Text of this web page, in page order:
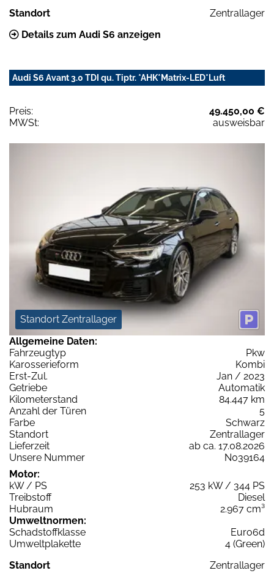
Standort
Zentrallager
Details zum Audi S6 anzeigen
Audi S6 Avant 3.0 TDI qu. Tiptr. *AHK*Matrix-LED*Luft
Preis:
49.450,00 €
MWSt:
ausweisbar
Standort Zentrallager
Allgemeine Daten:
Fahrzeugtyp
Pkw
Karosserieform
Kombi
Erst-Zul.
Jan / 2023
Getriebe
Automatik
Kilometerstand
84.447 km
Anzahl der Türen
5
Farbe
Schwarz
Standort
Zentrallager
Lieferzeit
ab ca. 17.08.2026
Unsere Nummer
N039164
Motor:
kW / PS
253 kW / 344 PS
Treibstoff
Diesel
Hubraum
2.967 cm³
Umweltnormen:
Schadstoffklasse
Euro6d
Umweltplakette
4 (Green)
Standort
Zentrallager